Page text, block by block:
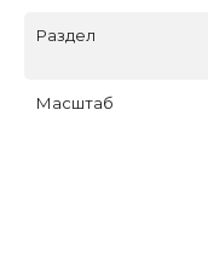
Раздел
Масштаб